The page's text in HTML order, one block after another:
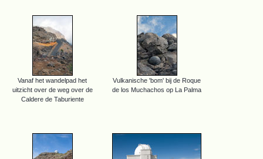
Vanaf het wandelpad het
uitzicht over de weg over de
Caldere de Taburiente
Vulkanische 'bom' bij de Roque
de los Muchachos op La Palma